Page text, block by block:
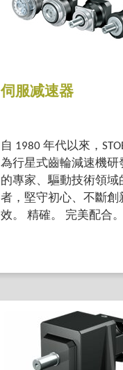
伺服减速器
自 1980 年代以來，
為行星式齒輪減速機研
的專家、驅動技術領域
者，堅守初心、不斷創
效。 精確。 完美配合。